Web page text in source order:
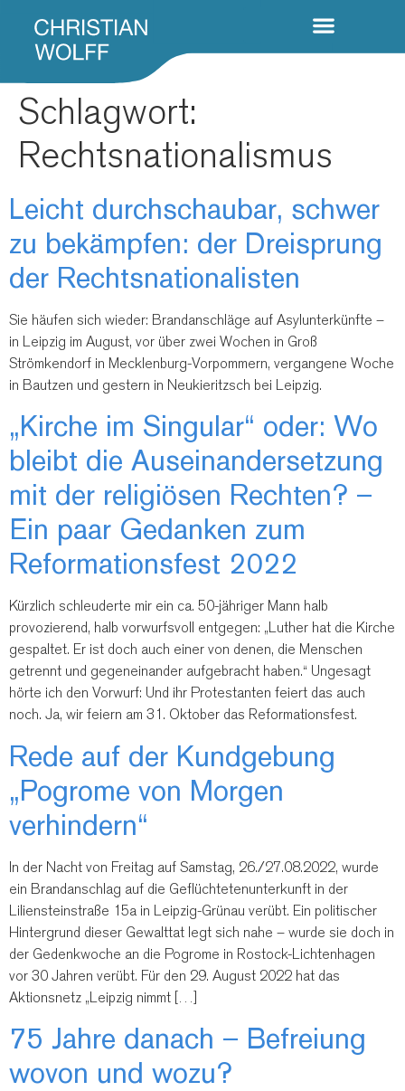
Schlagwort:
Rechtsnationalismus
Leicht durchschaubar, schwer
zu bekämpfen: der Dreisprung
der Rechtsnationalisten
Sie häufen sich wieder: Brandanschläge auf Asylunterkünfte –
in Leipzig im August, vor über zwei Wochen in Groß
Strömkendorf in Mecklenburg-Vorpommern, vergangene Woche
in Bautzen und gestern in Neukieritzsch bei Leipzig.
„Kirche im Singular“ oder: Wo
bleibt die Auseinandersetzung
mit der religiösen Rechten? –
Ein paar Gedanken zum
Reformationsfest 2022
Kürzlich schleuderte mir ein ca. 50-jähriger Mann halb
provozierend, halb vorwurfsvoll entgegen: „Luther hat die Kirche
gespaltet. Er ist doch auch einer von denen, die Menschen
getrennt und gegeneinander aufgebracht haben.“ Ungesagt
hörte ich den Vorwurf: Und ihr Protestanten feiert das auch
noch. Ja, wir feiern am 31. Oktober das Reformationsfest.
Rede auf der Kundgebung
„Pogrome von Morgen
verhindern“
In der Nacht von Freitag auf Samstag, 26./27.08.2022, wurde
ein Brandanschlag auf die Geflüchtetenunterkunft in der
Liliensteinstraße 15a in Leipzig-Grünau verübt. Ein politischer
Hintergrund dieser Gewalttat legt sich nahe – wurde sie doch in
der Gedenkwoche an die Pogrome in Rostock-Lichtenhagen
vor 30 Jahren verübt. Für den 29. August 2022 hat das
Aktionsnetz „Leipzig nimmt […]
75 Jahre danach – Befreiung
wovon und wozu?